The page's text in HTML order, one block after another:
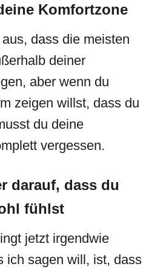
Komfortzone
dass die meisten
deiner
aber wenn du
zeigen willst, dass du
du deine
vergessen.
darauf, dass du
fühlst
jetzt irgendwie
ich sagen will, ist, dass